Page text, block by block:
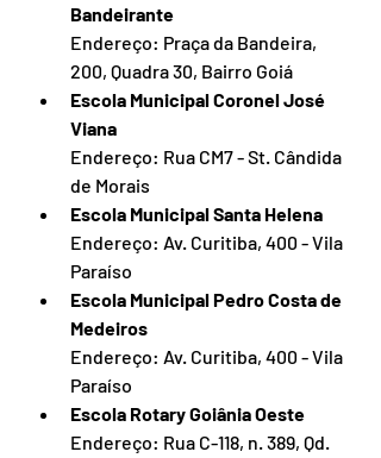
Bandeirante
Endereço: Praça da Bandeira,
200, Quadra 30, Bairro Goiá
Escola Municipal Coronel José
Viana
Endereço: Rua CM7 - St. Cândida
de Morais
Escola Municipal Santa Helena
Endereço: Av. Curitiba, 400 - Vila
Paraíso
Escola Municipal Pedro Costa de
Medeiros
Endereço: Av. Curitiba, 400 - Vila
Paraíso
Escola Rotary Goiânia Oeste
Endereço: Rua C-118, n. 389, Qd.